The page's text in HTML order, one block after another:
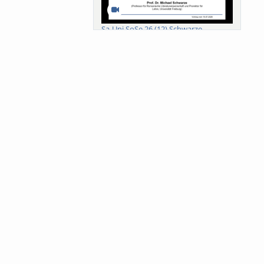
Sa-Uni SoSe 26 (12) Schwarze